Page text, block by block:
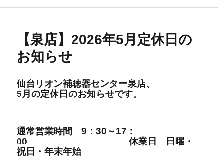
【泉店】2026年5月定休日の
お知らせ
仙台リオン補聴器センター泉店、
5月の定休日のお知らせです。
通常営業時間9：30～17：
00
休業日 日曜・
祝日・年末年始